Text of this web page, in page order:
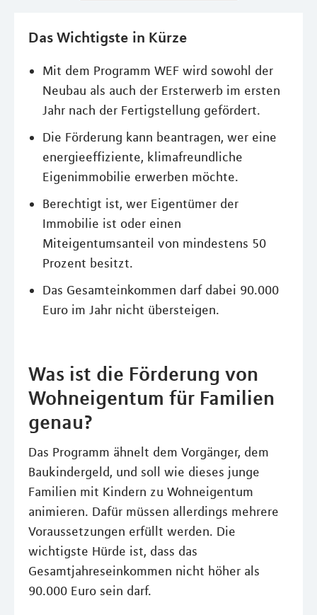
Das Wichtigste in Kürze
Mit dem Programm WEF wird sowohl der
Neubau als auch der Ersterwerb im ersten
Jahr nach der Fertigstellung gefördert.
Die Förderung kann beantragen, wer eine
energieeffiziente, klimafreundliche
Eigenimmobilie erwerben möchte.
Berechtigt ist, wer Eigentümer der
Immobilie ist oder einen
Miteigentumsanteil von mindestens 50
Prozent besitzt.
Das Gesamteinkommen darf dabei 90.000
Euro im Jahr nicht übersteigen.
Was ist die Förderung von
Wohneigentum für Familien
genau?
Das Programm ähnelt dem Vorgänger, dem
Baukindergeld, und soll wie dieses junge
Familien mit Kindern zu Wohneigentum
animieren. Dafür müssen allerdings mehrere
Voraussetzungen erfüllt werden. Die
wichtigste Hürde ist, dass das
Gesamtjahreseinkommen nicht höher als
90.000 Euro sein darf.